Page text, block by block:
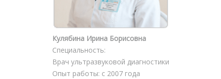
Кулябина Ирина Борисовна
Специальность:
Врач ультразвуковой диагностики
Опыт работы: с 2007 года